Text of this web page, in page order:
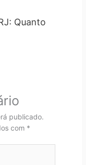
Quanto
publicado.
com *